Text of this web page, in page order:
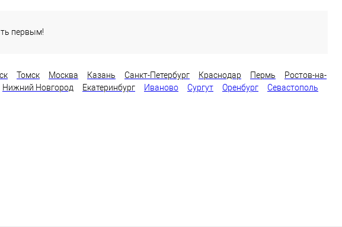
первым!
Томск Москва Казань Санкт-Петербург Краснодар Пермь
Ростов-на-
Нижний Новгород Екатеринбург Иваново Сургут Оренбург
Севастополь